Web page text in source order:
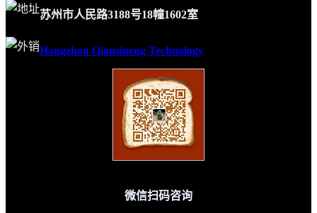
苏州市人民路3188号18幢1602室
Hangzhou Qiansineng Technology
微信扫码咨询